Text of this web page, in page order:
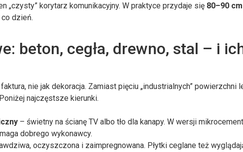
„czysty” korytarz komunikacyjny. W praktyce przydaje się 80–90 cm
dzień.
beton, cegła, drewno, stal – i
nie jak dekoracja. Zamiast pięciu „industrialnych” powierzchni
najczęstsze kierunki.
– świetny na ścianę TV albo tło dla kanapy. W wersji
dobrego wykonawcy.
oczyszczona i zaimpregnowana. Płytki ceglane też